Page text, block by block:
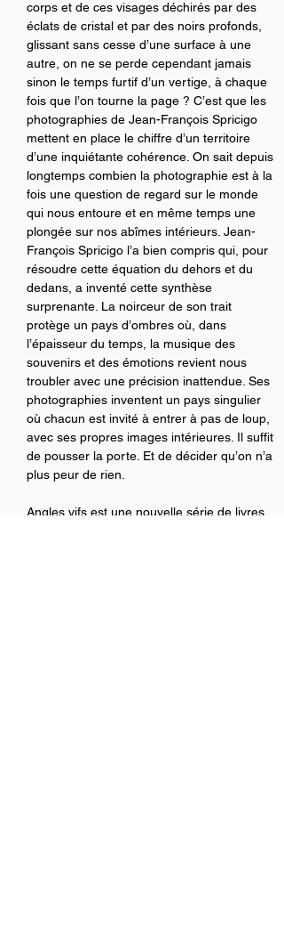
corps et de ces visages déchirés par des
éclats de cristal et par des noirs profonds,
glissant sans cesse d’une surface à une
autre, on ne se perde cependant jamais
sinon le temps furtif d’un vertige, à chaque
fois que l’on tourne la page ? C’est que les
photographies de Jean-François Spricigo
mettent en place le chiffre d’un territoire
d’une inquiétante cohérence. On sait depuis
longtemps combien la photographie est à la
fois une question de regard sur le monde
qui nous entoure et en même temps une
plongée sur nos abîmes intérieurs. Jean-
François Spricigo l’a bien compris qui, pour
résoudre cette équation du dehors et du
dedans, a inventé cette synthèse
surprenante. La noirceur de son trait
protège un pays d’ombres où, dans
l’épaisseur du temps, la musique des
souvenirs et des émotions revient nous
troubler avec une précision inattendue. Ses
photographies inventent un pays singulier
où chacun est invité à entrer à pas de loup,
avec ses propres images intérieures. Il suffit
de pousser la porte. Et de décider qu’on n’a
plus peur de rien.
Angles vifs est une nouvelle série de livres